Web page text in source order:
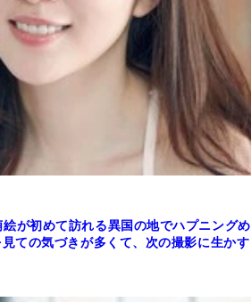
が初めて訪れる異国の地でハプニングめ
ての気づきが多くて、次の撮影に生かす